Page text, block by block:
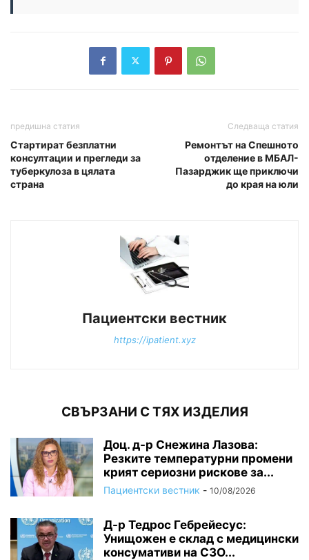
предишна статия
Стартират безплатни
консултации и прегледи за
туберкулоза в цялата
страна
Следваща статия
Ремонтът на Спешното
отделение в МБАЛ-
Пазарджик ще приключи
до края на юли
Пациентски вестник
https://ipatient.xyz
СВЪРЗАНИ С ТЯХ ИЗДЕЛИЯ
Доц. д-р Снежина Лазова:
Резките температурни промени
крият сериозни рискове за...
Пациентски вестник - 10/08/2026
Д-р Тедрос Гебрейесус:
Унищожен е склад с медицински
консумативи на СЗО...